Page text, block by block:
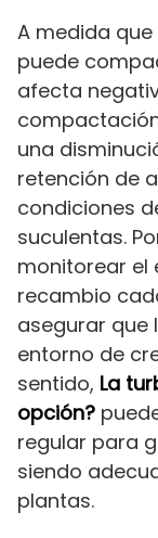
A medida
puede
afecta
una
retención de
condiciones
suculentas.
monitorear el
recambio
asegurar que
entorno de
sentido, La
opción?
regular para
siendo
plantas.